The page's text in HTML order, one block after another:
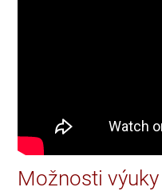
Možnosti